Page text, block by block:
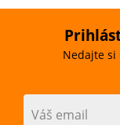
Nedajte si
Váš email